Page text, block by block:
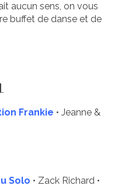
aucun sens, on vous
buffet de danse et de
Frankie • Jeanne &
Solo • Zack Richard •